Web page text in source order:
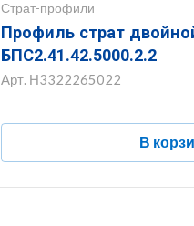
Страт-профили
Профиль страт
БПС2.41.42.5000.2.2
Арт. Н3322265022
В